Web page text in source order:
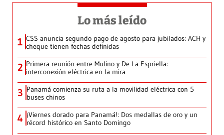
Lo más leído
1 CSS anuncia segundo pago de agosto para jubilados: ACH y
cheque tienen fechas definidas
2 Primera reunión entre Mulino y De La Espriella:
interconexión eléctrica en la mira
3 Panamá comienza su ruta a la movilidad eléctrica con 5
buses chinos
4 ¡Viernes dorado para Panamá!: Dos medallas de oro y un
récord histórico en Santo Domingo